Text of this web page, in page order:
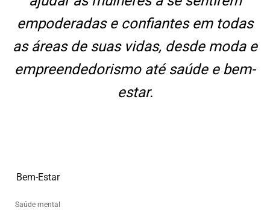
empoderadas e confiantes em todas
as áreas de suas vidas, desde moda e
empreendedorismo até saúde e bem-
estar.
Bem-Estar
Saúde mental